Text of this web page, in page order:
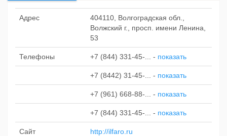
Адрес
404110, Волгоградская обл.,
Волжский г., просп. имени Ленина,
53
Телефоны +7 (844) 331-45-... - показать
+7 (8442) 31-45-... - показать
+7 (961) 668-88-... - показать
+7 (844) 331-45-... - показать
Сайт http://ilfaro.ru